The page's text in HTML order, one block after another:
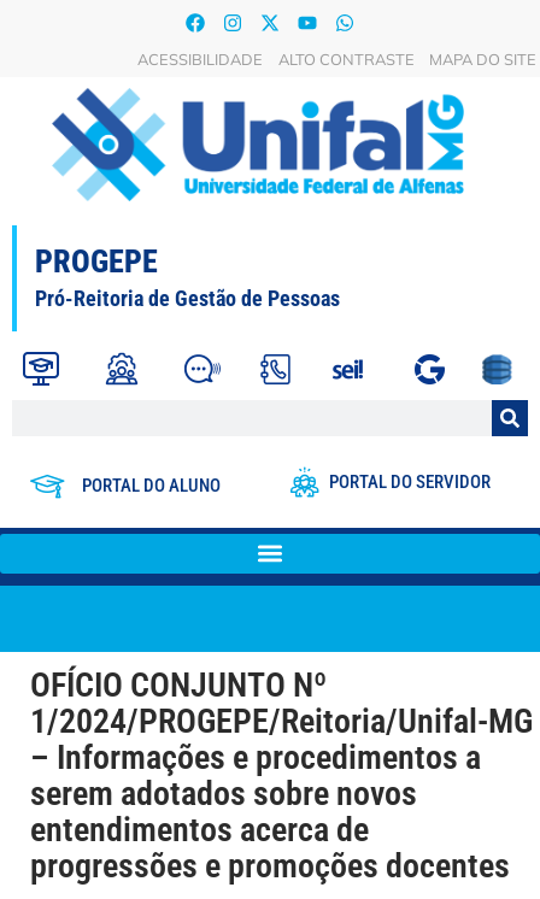
ACESSIBILIDADE ALTO CONTRASTE MAPA DO SITE
PROGEPE
Pró-Reitoria de Gestão de Pessoas
PORTAL DO ALUNO PORTAL DO SERVIDOR
OFÍCIO CONJUNTO Nº
1/2024/PROGEPE/Reitoria/Unifal-MG
– Informações e procedimentos a
serem adotados sobre novos
entendimentos acerca de
progressões e promoções docentes